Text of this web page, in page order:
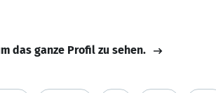
das ganze Profil zu sehen.